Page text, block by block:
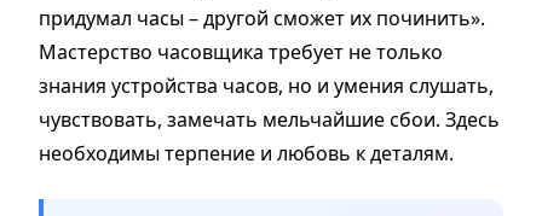
придумал часы – другой сможет их починить».
Мастерство часовщика требует не только
знания устройства часов, но и умения слушать,
чувствовать, замечать мельчайшие сбои. Здесь
необходимы терпение и любовь к деталям.